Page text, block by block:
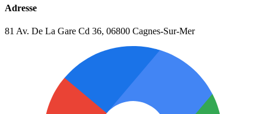
Adresse
81 Av. De La Gare Cd 36, 06800 Cagnes-Sur-Mer